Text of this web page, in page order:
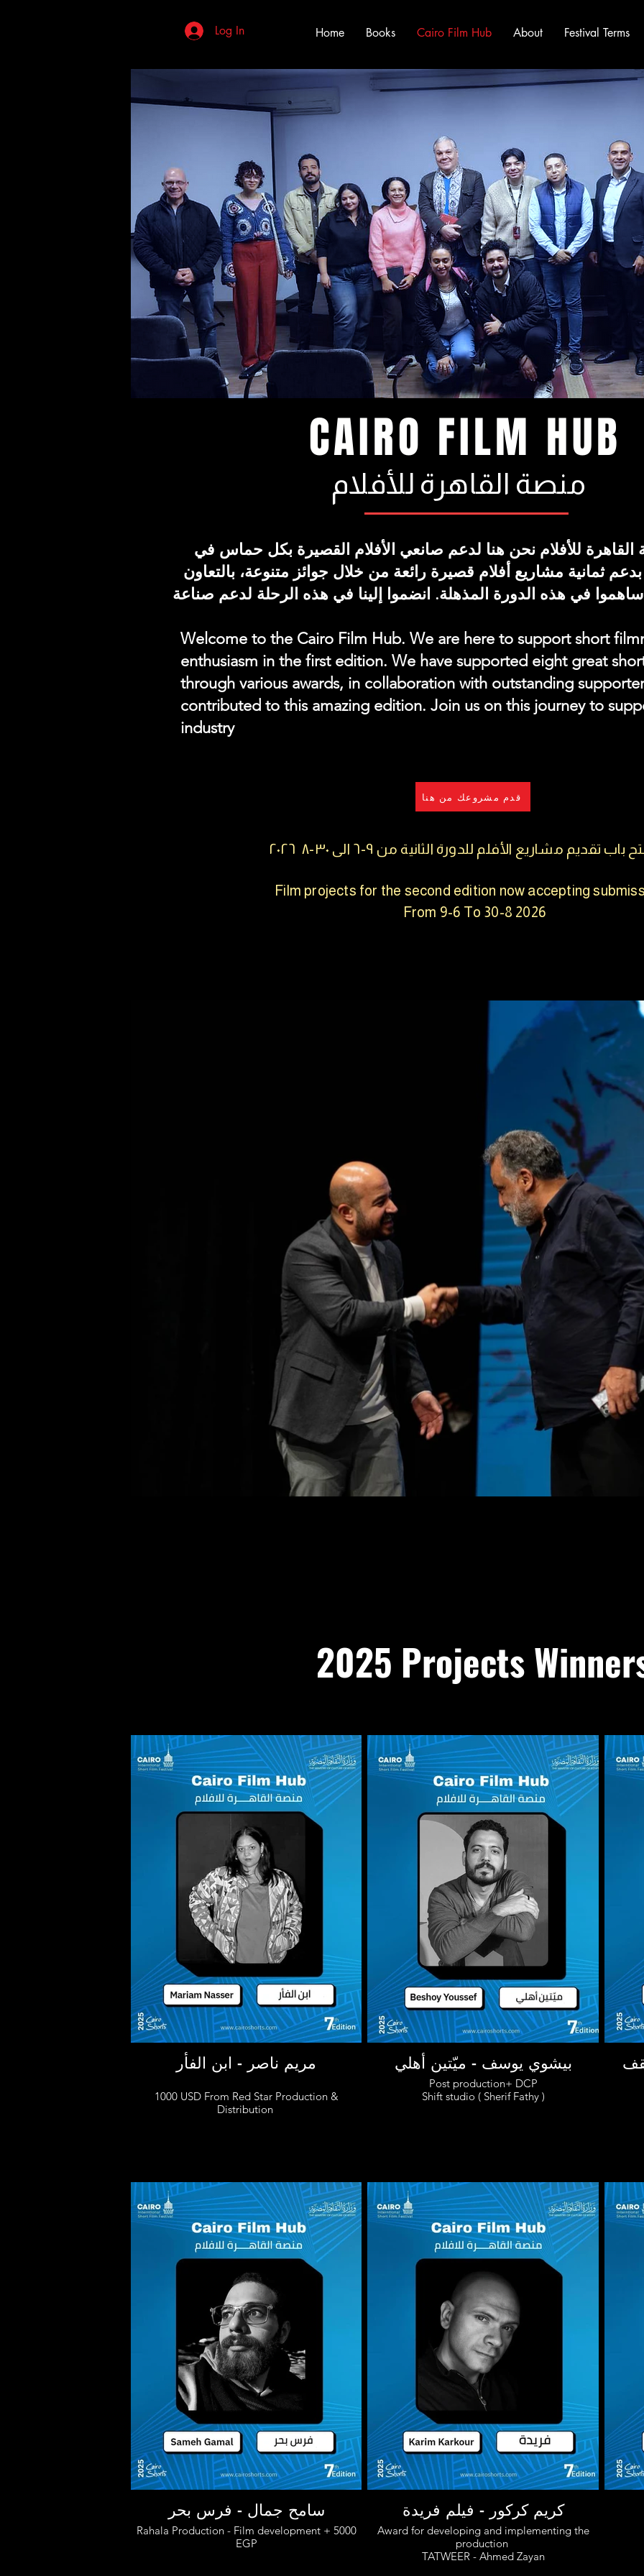
Log In Home Books Cairo Film Hub About Festival Terms
منصة القاهرة للأفلام
CAIRO FILM HUB
للأفلام نحن هنا لدعم صانعي الأفلام القصيرة بكل حماس في
بدعم ثمانية مشاريع أفلام قصيرة رائعة من خلال جوائز متنوعة، بالتعاون
في هذه الدورة المذهلة. انضموا إلينا في هذه الرحلة لدعم صناعة
Welcome to the Cairo Film Hub. We are here to support short
enthusiasm in the first edition. We have supported eight great
through various awards, in collaboration with outstanding
contributed to this amazing edition. Join us on this journey to
industry
قدم مشروعك من هنا
باب تقديم مشاريع الأفلم للدورة الثانية من ٩-٦ الى ٣٠-٨ ٢٠٢٦
Film projects for the second edition now accepting
From 9-6 To 30-8 2026
2025 Projects
مريم ناصر - ابن الفأر
1000 USD From Red Star Production &
Distribution
بيشوي يوسف - ميّتين أهلي
Post production+ DCP
Shift studio ( Sherif Fathy )
سامح جمال - فرس بحر
Rahala Production - Film development + 5000
EGP
كريم كركور - فيلم فريدة
Award for developing and implementing the
production
TATWEER - Ahmed Zayan